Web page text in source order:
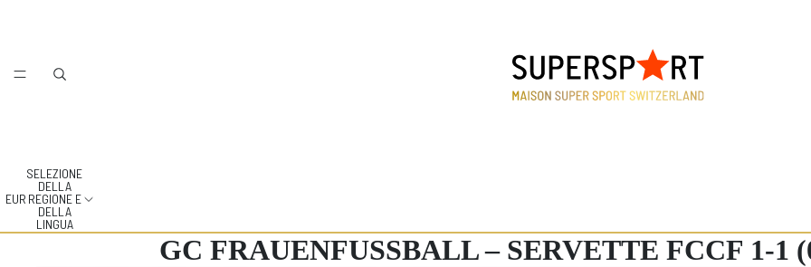
EUR
SELEZIONE
DELLA
REGIONE E
DELLA
LINGUA
GC FRAUENFUSSBALL – SERVETTE FCCF 1-1